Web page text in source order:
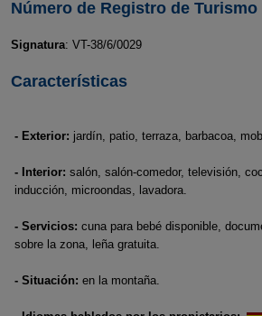
Número de Registro de Turismo
Signatura: VT-38/6/0029
Características
- Exterior: jardín, patio, terraza, barbacoa,
- Interior: salón, salón-comedor, televisión,
inducción, microondas, lavadora.
- Servicios: cuna para bebé disponible,
sobre la zona, leña gratuita.
- Situación: en la montaña.